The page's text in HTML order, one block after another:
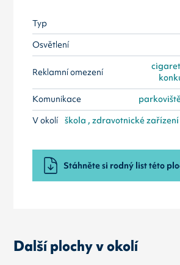
Typ
Osvětlení
Reklamní omezení
Komunikace
V okolí škola , zdravotnické
Stáhněte si rodný list této
Další plochy v okolí